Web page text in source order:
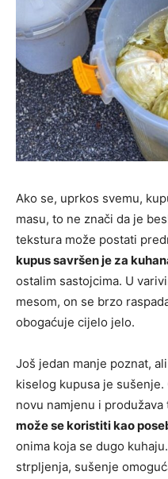
Ako se, uprkos svemu,
masu, to ne znači da je
tekstura može postati
kupus savršen je za
ostalim sastojcima. U
mesom, on se brzo
obogaćuje cijelo jelo.
Još jedan manje poznat,
kiselog kupusa je
novu namjenu i produžava
može se koristiti kao
onima koja se dugo
strpljenja, sušenje